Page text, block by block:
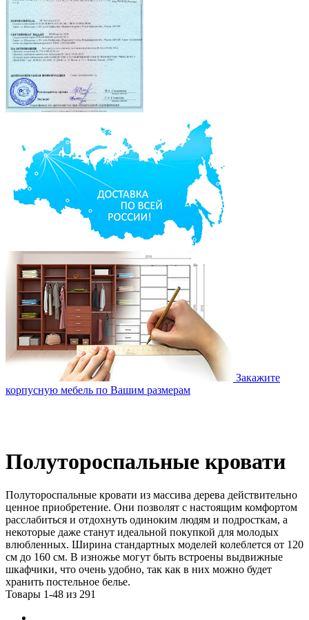
Закажите
корпусную мебель по Вашим размерам
Полутороспальные кровати
Полутороспальные кровати из массива дерева действительно
ценное приобретение. Они позволят с настоящим комфортом
расслабиться и отдохнуть одиноким людям и подросткам, а
некоторые даже станут идеальной покупкой для молодых
влюбленных. Ширина стандартных моделей колеблется от 120
см до 160 см. В изножье могут быть встроены выдвижные
шкафчики, что очень удобно, так как в них можно будет
хранить постельное белье.
Товары 1-48 из 291